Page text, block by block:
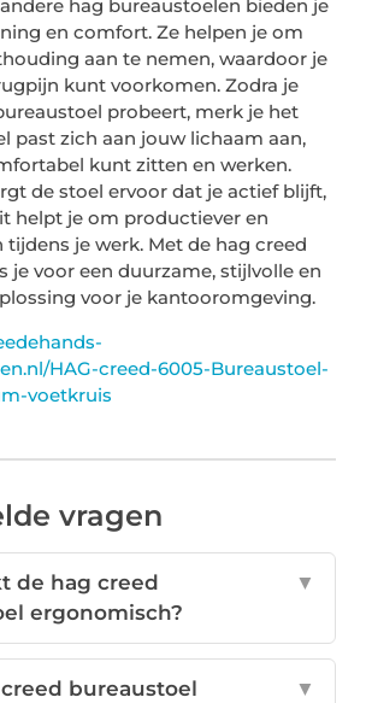
hag bureaustoelen bieden je
en comfort. Ze helpen je om
aan te nemen, waardoor je
kunt voorkomen. Zodra je
probeert, merk je het
past zich aan jouw lichaam aan,
kunt zitten en werken.
de stoel ervoor dat je actief blijft,
helpt je om productiever en
tijdens je werk. Met de hag creed
je voor een duurzame, stijlvolle en
voor je kantooromgeving.
HAG-creed-6005-Bureaustoel-
voetkruis
vragen
de hag creed
ergonomisch?
▼
bureaustoel
▼